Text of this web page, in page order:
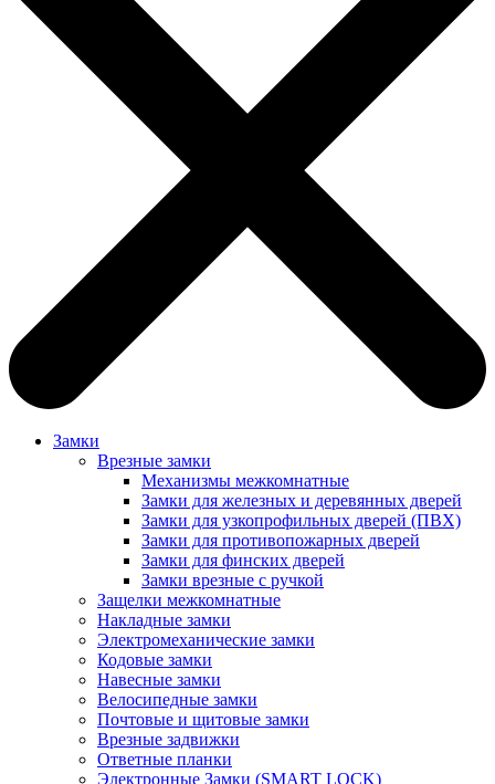
Замки
Врезные замки
Механизмы межкомнатные
Замки для железных и деревянных дверей
Замки для узкопрофильных дверей (ПВХ)
Замки для противопожарных дверей
Замки для финских дверей
Замки врезные с ручкой
Защелки межкомнатные
Накладные замки
Электромеханические замки
Кодовые замки
Навесные замки
Велосипедные замки
Почтовые и щитовые замки
Врезные задвижки
Ответные планки
Электронные Замки (SMART LOCK)